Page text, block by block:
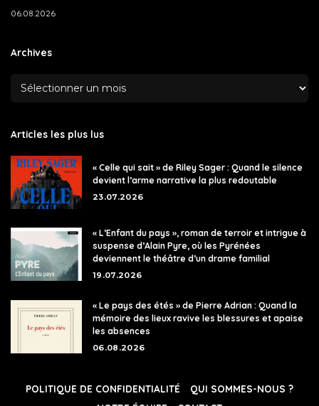
06.08.2026
Archives
Articles les plus lus
« Celle qui sait » de Riley Sager : Quand le silence
devient l’arme narrative la plus redoutable
23.07.2026
« L’Enfant du pays », roman de terroir et intrigue à
suspense d’Alain Pyre, où les Pyrénées
deviennent le théâtre d’un drame familial
19.07.2026
« Le pays des étés » de Pierre Adrian : Quand la
mémoire des lieux ravive les blessures et apaise
les absences
06.08.2026
POLITIQUE DE CONFIDENTIALITÉ
QUI SOMMES-NOUS ?